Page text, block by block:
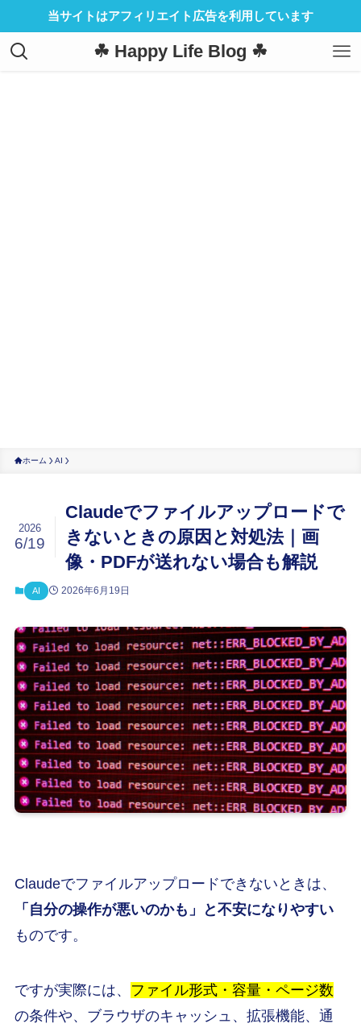
当サイトはアフィリエイト広告を利用しています
☘ Happy Life Blog ☘
ホーム AI
Claudeでファイルアップロードで
きないときの原因と対処法｜画
像・PDFが送れない場合も解説
2026
6/19
AI 2026年6月19日
Claudeでファイルアップロードできないときは、
「自分の操作が悪いのかも」と不安になりやすい
ものです。
ですが実際には、
ファイル形式・容量・ページ数
の条件や、ブラウザのキャッシュ、拡張機能、通